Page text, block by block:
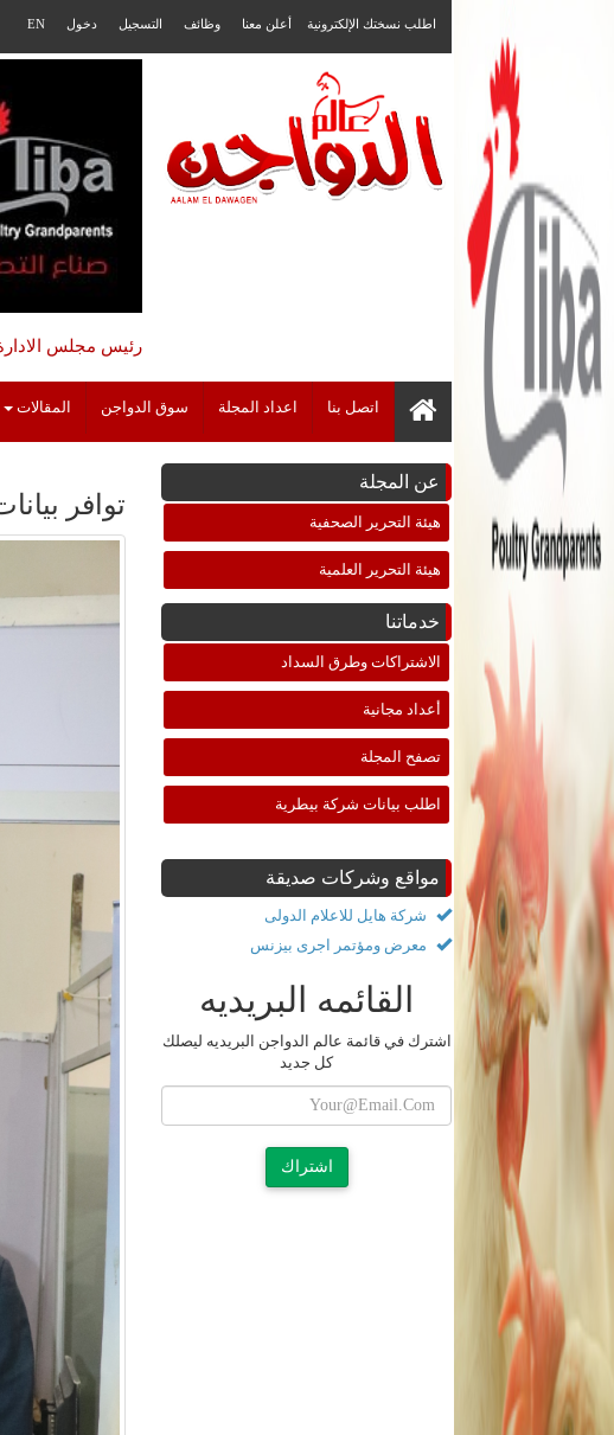
اطلب نسختك الإلكترونية أعلن معنا وظائف التسجيل دخول EN
رئيس مجلس
اتصل بنا اعداد المجلة سوق الدواجن المقالات
عن المجلة
هيئة التحرير الصحفية
هيئة التحرير العلمية
خدماتنا
الاشتراكات وطرق السداد
أعداد مجانية
تصفح المجلة
اطلب بيانات شركة بيطرية
مواقع وشركات صديقة
شركة هايل للاعلام الدولى
معرض ومؤتمر اجرى بيزنس
القائمه البريديه
اشترك في قائمة عالم الدواجن البريديه ليصلك
كل جديد
اشتراك
توافر